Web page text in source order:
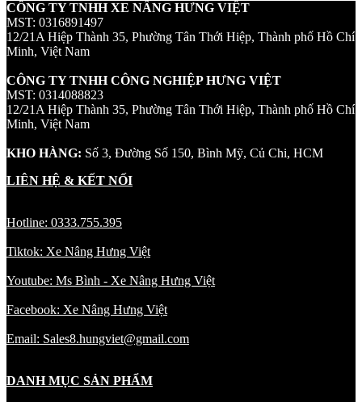
CÔNG TY TNHH XE NÂNG HƯNG VIỆT
MST: 0316891497
12/21A Hiệp Thành 35, Phường Tân Thới Hiệp, Thành phố Hồ Chí
Minh, Việt Nam
CÔNG TY TNHH CÔNG NGHIỆP HƯNG VIỆT
MST: 0314088823
12/21A Hiệp Thành 35, Phường Tân Thới Hiệp, Thành phố Hồ Chí
Minh, Việt Nam
KHO HÀNG: Số 3, Đường Số 150, Bình Mỹ, Củ Chi, HCM
LIÊN HỆ & KẾT NỐI
Hotline: 0333.755.395
Tiktok: Xe Nâng Hưng Việt
Youtube: Ms Bình - Xe Nâng Hưng Việt
Facebook: Xe Nâng Hưng Việt
Email: Sales8.hungviet@gmail.com
DANH MỤC SẢN PHẨM